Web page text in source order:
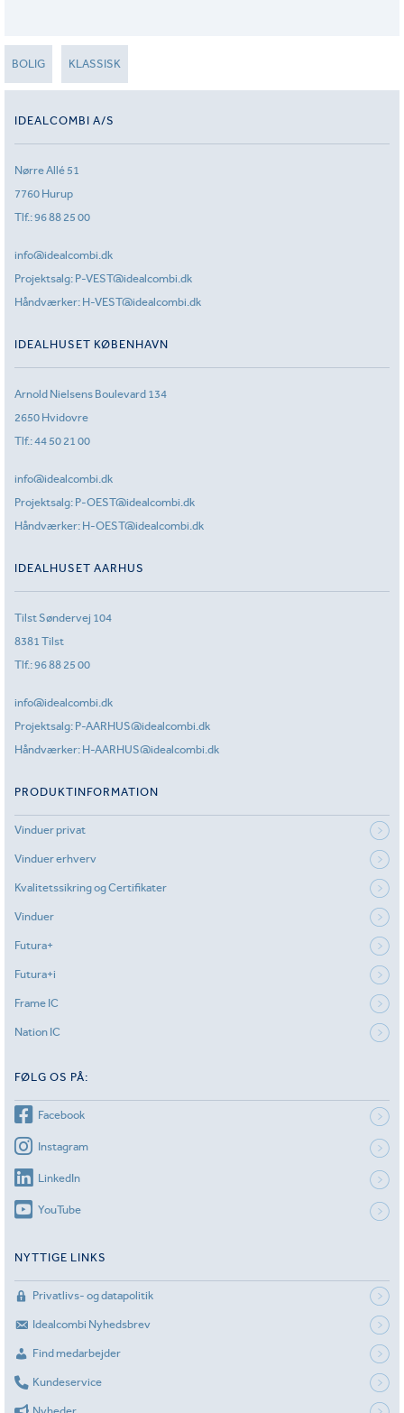
BOLIG KLASSISK
IDEALCOMBI A/S
Nørre Allé 51
7760 Hurup
Tlf.:96 88 25 00
info@idealcombi.dk
Projektsalg: P-VEST@idealcombi.dk
Håndværker: H-VEST@idealcombi.dk
IDEALHUSET KØBENHAVN
Arnold Nielsens Boulevard 134
2650 Hvidovre
Tlf.:44 50 21 00
info@idealcombi.dk
Projektsalg: P-OEST@idealcombi.dk
Håndværker: H-OEST@idealcombi.dk
IDEALHUSET AARHUS
Tilst Søndervej 104
8381 Tilst
Tlf.:96 88 25 00
info@idealcombi.dk
Projektsalg: P-AARHUS@idealcombi.dk
Håndværker: H-AARHUS@idealcombi.dk
PRODUKTINFORMATION
Vinduer privat
Vinduer erhverv
Kvalitetssikring og Certifikater
Vinduer
Futura+
Futura+i
Frame IC
Nation IC
FØLG OS PÅ:
Facebook
Instagram
LinkedIn
YouTube
NYTTIGE LINKS
Privatlivs- og datapolitik
Idealcombi Nyhedsbrev
Find medarbejder
Kundeservice